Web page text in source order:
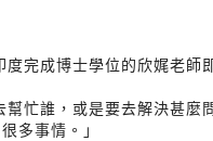
完成博士學位的欣娓老
幫忙誰，或是要去解決甚
多事情。」